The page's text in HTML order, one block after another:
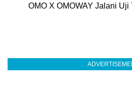
OMO X OMOWAY Jalani Uji